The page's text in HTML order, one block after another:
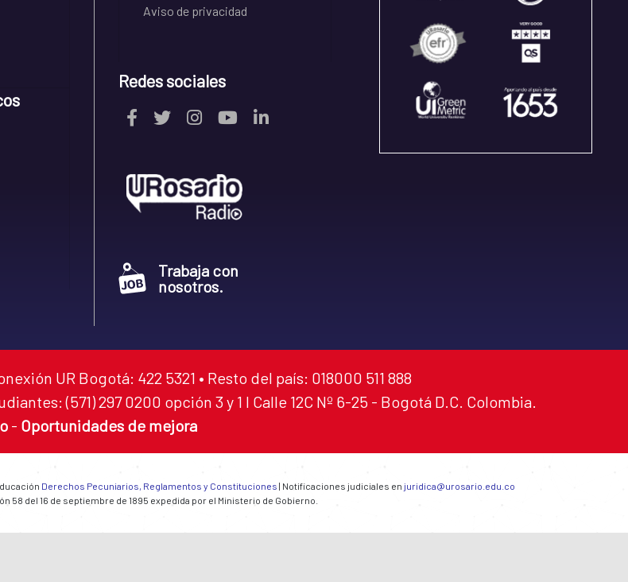
Aviso de privacidad
Redes sociales
Trabaja con
nosotros.
UR Bogotá: 422 5321 • Resto del país: 018000 511 888
(571) 297 0200 opción 3 y 1 I Calle 12C Nº 6-25 - Bogotá D.C. Colombia.
- Oportunidades de mejora
Derechos Pecuniarios, Reglamentos y Constituciones | Notificaciones judiciales en juridica@urosario.edu.co
58 del 16 de septiembre de 1895 expedida por el Ministerio de Gobierno.